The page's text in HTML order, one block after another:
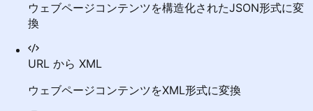
ウェブページコンテンツを構造化されたJSON形式に変
換
URL から XML
ウェブページコンテンツをXML形式に変換